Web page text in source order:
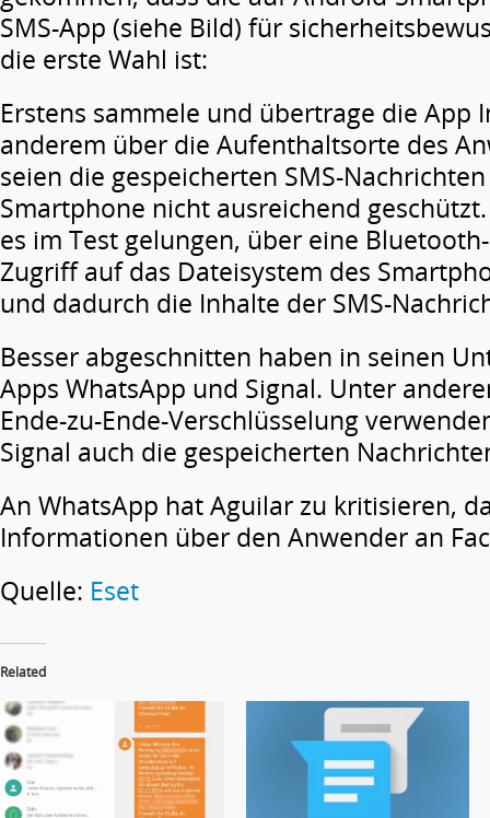
SMS-App (siehe Bild) für
die erste Wahl ist:
Erstens sammele und übertrage die
anderem über die Aufenthaltsorte des
seien die gespeicherten SMS-
Smartphone nicht ausreichend
es im Test gelungen, über eine
Zugriff auf das Dateisystem des
und dadurch die Inhalte der SMS-
Besser abgeschnitten haben in seinen
Apps WhatsApp und Signal. Unter
Ende-zu-Ende-Verschlüsselung
Signal auch die gespeicherten
An WhatsApp hat Aguilar zu kritisieren,
Informationen über den Anwender an
Quelle: Eset
Related